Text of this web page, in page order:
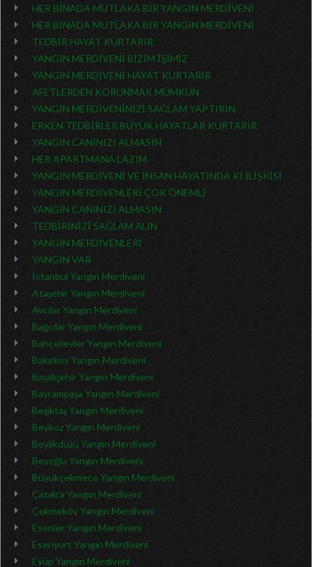
HER BİNADA MUTLAKA BİR YANGIN MERDİVENİ
HER BİNADA MUTLAKA BİR YANGIN MERDİVENİ
TEDBİR HAYAT KURTARIR
YANGIN MERDİVENİ BİZİM İŞİMİZ
YANGIN MERDİVENİ HAYAT KURTARIR
AFETLERDEN KORUNMAK MÜMKÜN
YANGIN MERDİVENİNİZİ SAĞLAM YAPTIRIN
ERKEN TEDBİRLER BÜYÜK HAYATLAR KURTARIR
YANGIN CANINIZI ALMASIN
HER APARTMANA LAZIM
YANGIN MERDİVENİ VE İNSAN HAYATINDA Kİ İLİŞKİSİ
YANGIN MERDİVENLERİ ÇOK ÖNEMLİ
YANGIN CANINIZI ALMASIN
TEDBİRİNİZİ SAĞLAM ALIN
YANGIN MERDİVENLERİ
YANGIN VAR
İstanbul Yangın Merdiveni
Ataşehir Yangın Merdiveni
Avcılar Yangın Merdiveni
Bağcılar Yangın Merdiveni
Bahçelievler Yangın Merdiveni
Bakırköy Yangın Merdiveni
Başakşehir Yangın Merdiveni
Bayrampaşa Yangın Merdiveni
Beşiktaş Yangın Merdiveni
Beykoz Yangın Merdiveni
Beylikdüzü Yangın Merdiveni
Beyoğlu Yangın Merdiveni
Büyükçekmece Yangın Merdiveni
Çatalca Yangın Merdiveni
Çekmeköy Yangın Merdiveni
Esenler Yangın Merdiveni
Esenyurt Yangın Merdiveni
Eyüp Yangın Merdiveni